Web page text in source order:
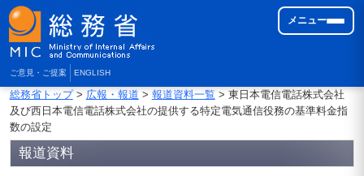
ご意見・ご提案 ENGLISH
メニュー
総務省トップ> 広報・報道 > 報道資料一覧> 東日本電信電話株式会社
及び西日本電信電話株式会社の提供する特定電気通信役務の基準料金指
数の設定
報道資料